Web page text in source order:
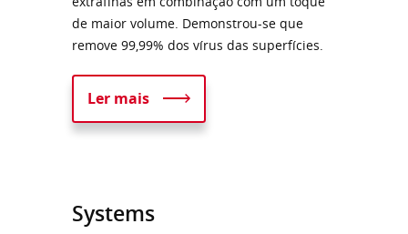
de maior volume. Demonstrou-se que
remove 99,99% dos vírus das superfícies.
Ler mais
Systems